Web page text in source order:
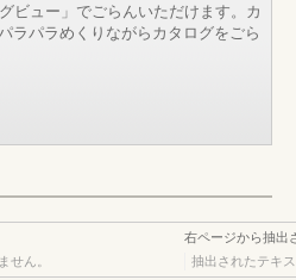
ビュー」でごらんいただけます。カ
ラパラめくりながらカタログをごら
せん。
右ページから抽出
抽出されたテキ